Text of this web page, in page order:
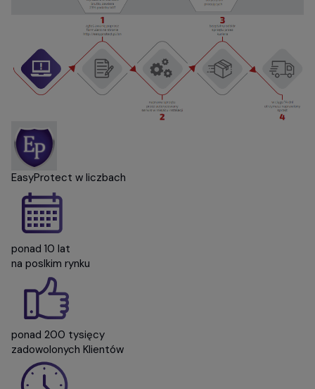
EasyProtect w liczbach
ponad 10 lat
na poslkim rynku
ponad 200 tysięcy
zadowolonych Klientów